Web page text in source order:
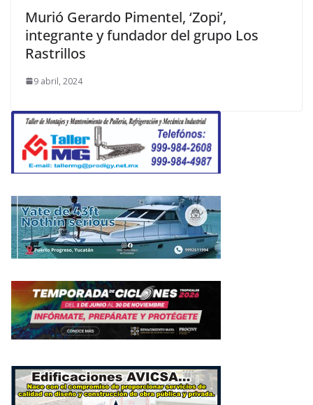
Murió Gerardo Pimentel, ‘Zopi’,
integrante y fundador del grupo Los
Rastrillos
9 abril, 2024